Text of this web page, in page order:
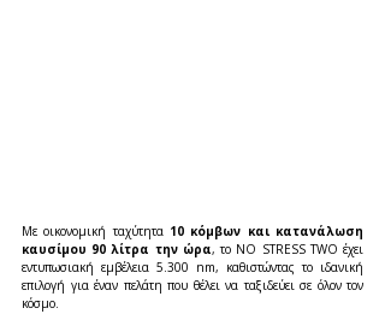
Με οικονομική ταχύτητα 10 κόμβων και κατανάλωση
καυσίμου 90 λίτρα την ώρα, το NO STRESS TWO έχει
εντυπωσιακή εμβέλεια 5.300 nm, καθιστώντας το ιδανική
επιλογή για έναν πελάτη που θέλει να ταξιδεύει σε όλον τον
κόσμο.